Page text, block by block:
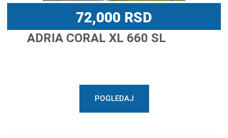
72,000 RSD
ADRIA CORAL XL 660 SL
POGLEDAJ